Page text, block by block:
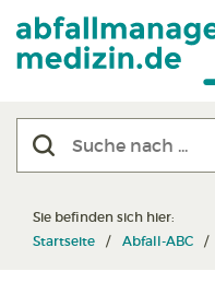
Sie befinden sich hier:
Startseite
Abfall-ABC